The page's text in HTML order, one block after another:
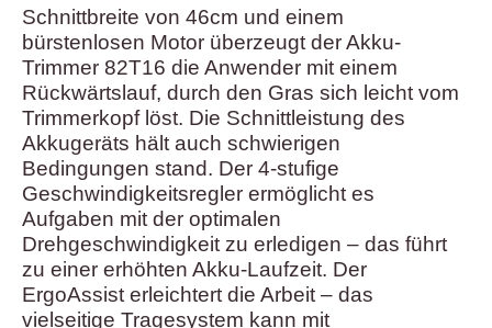
Schnittbreite von 46cm und einem
bürstenlosen Motor überzeugt der Akku-
Trimmer 82T16 die Anwender mit einem
Rückwärtslauf, durch den Gras sich leicht vom
Trimmerkopf löst. Die Schnittleistung des
Akkugeräts hält auch schwierigen
Bedingungen stand. Der 4-stufige
Geschwindigkeitsregler ermöglicht es
Aufgaben mit der optimalen
Drehgeschwindigkeit zu erledigen – das führt
zu einer erhöhten Akku-Laufzeit. Der
ErgoAssist erleichtert die Arbeit – das
vielseitige Tragesystem kann mit